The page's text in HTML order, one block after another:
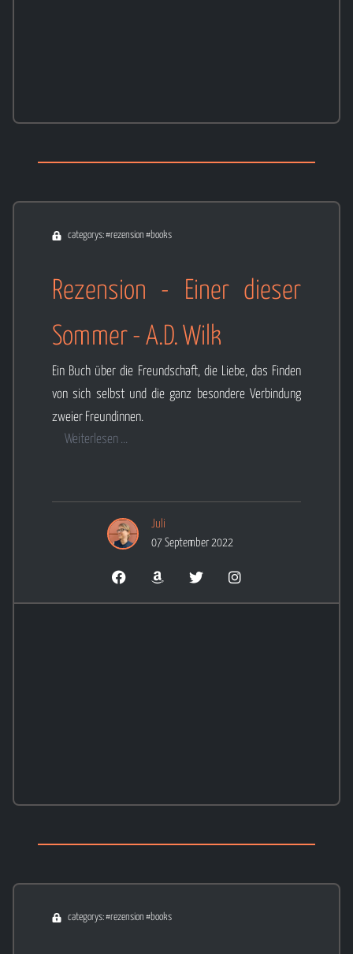
categorys: #rezension #books
Rezension - Einer dieser
Sommer - A.D. Wilk
Ein Buch über die Freundschaft, die Liebe, das Finden
von sich selbst und die ganz besondere Verbindung
zweier Freundinnen.
Weiterlesen ...
Juli
07 September 2022
categorys: #rezension #books